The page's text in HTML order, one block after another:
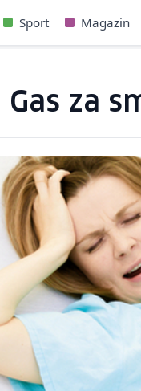
Sport Magazin
Gas za